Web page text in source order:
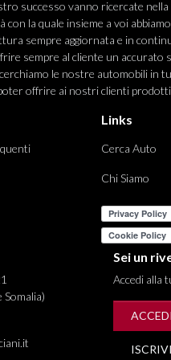
successo vanno ricercate nella
con la quale insieme a voi
sempre aggiornata e in
sempre al cliente un accurato
le nostre automobili in
offrire ai nostri clienti prodotti
Links
Cerca Auto
Chi Siamo
Somalia)
Sei un
Accedi alla
ACCEDI